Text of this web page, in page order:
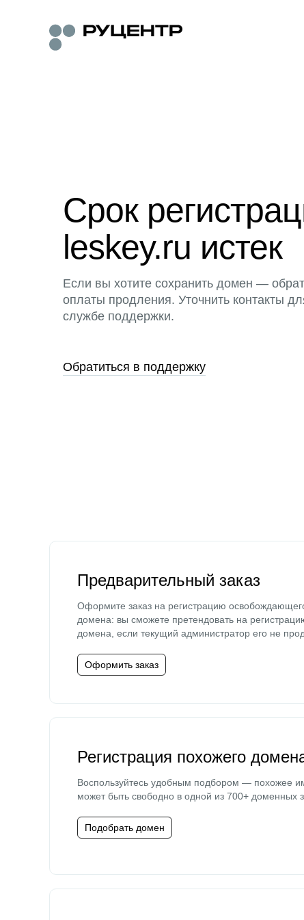
Срок
leskey.ru истек
Если вы хотите сохранить домен —
оплаты продления. Уточнить контакты
службе поддержки.
Обратиться в поддержку
Предварительный заказ
Оформите заказ на регистрацию
домена: вы сможете претендовать на
домена, если текущий администратор его не
Оформить заказ
Регистрация похожего
Воспользуйтесь удобным подбором — похожее
может быть свободно в одной из 700+ доменных
Подобрать домен